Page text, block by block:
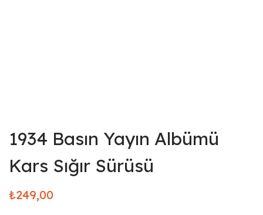
1934 Basın Yayın Albümü
Kars Sığır Sürüsü
₺249,00